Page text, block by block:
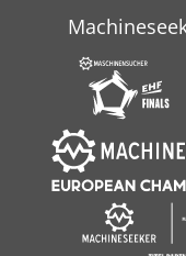
Schechtl Hbm 310
Trapetsikujulist